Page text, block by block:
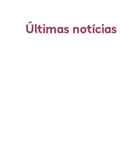
Últimas notícias